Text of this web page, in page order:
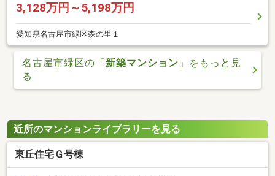
3,128万円～5,198万円
愛知県名古屋市緑区森の里１
名古屋市緑区の「新築マンション 」をもっと見
る
近所のマンションライブラリーを見る
東丘住宅Ｇ号棟